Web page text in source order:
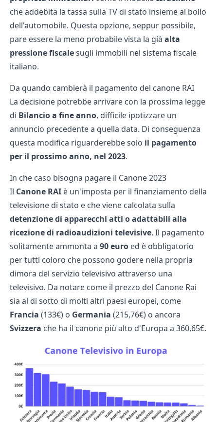
che addebita la tassa sulla TV di stato insieme al bollo
dell'automobile. Questa opzione, seppur possibile,
pare essere la meno probabile vista la già alta
pressione fiscalesugli immobili nel sistema fiscale
italiano.
Da quando cambierà il pagamento del canone RAI
La decisione potrebbe arrivare con la prossima legge
di Bilancio a fine anno, difficile ipotizzare un
annuncio precedente a quella data. Di conseguenza
questa modifica riguarderebbe solo il pagamento
per il prossimo anno, nel 2023.
In che caso bisogna pagare il Canone 2023
Il Canone RAI è un'imposta per il finanziamento della
televisione di stato e che viene calcolata sulla
detenzione di apparecchi atti o adattabili alla
ricezione di radioaudizioni televisive. Il pagamento
solitamente ammonta a 90 euro ed è obbligatorio
per tutti coloro che possono godere nella propria
dimora del servizio televisivo attraverso una
televisivo. Da notare come il prezzo del Canone Rai
sia al di sotto di molti altri paesi europei, come
Francia (133€) o Germania (215,76€) o ancora
Svizzera che ha il canone più alto d'Europa a 360,65€.